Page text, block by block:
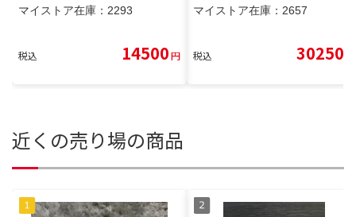
マイストア在庫： 2293
税込 14500円
マイストア在庫： 2657
税込 30250
近くの売り場の商品